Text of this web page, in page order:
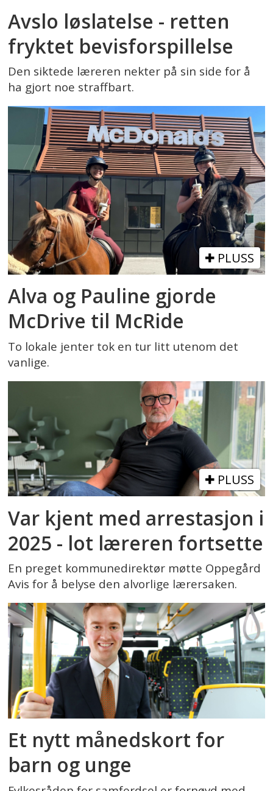
Avslo løslatelse - retten
fryktet bevisforspillelse
Den siktede læreren nekter på sin side for å
ha gjort noe straffbart.
PLUSS
Alva og Pauline gjorde
McDrive til McRide
To lokale jenter tok en tur litt utenom det
vanlige.
PLUSS
Var kjent med arrestasjon i
2025 - lot læreren fortsette
En preget kommunedirektør møtte Oppegård
Avis for å belyse den alvorlige lærersaken.
Et nytt månedskort for
barn og unge